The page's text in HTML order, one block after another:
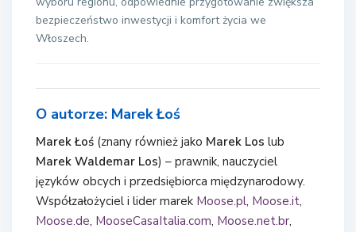
bezpieczeństwo inwestycji i komfort życia we
Włoszech.
O autorze: Marek Łoś
Marek Łoś (znany również jako Marek Los lub
Marek Waldemar Los) – prawnik, nauczyciel
języków obcych i przedsiębiorca międzynarodowy.
Współzałożyciel i lider marek Moose.pl, Moose.it,
Moose.de, MooseCasaItalia.com, Moose.net.br,